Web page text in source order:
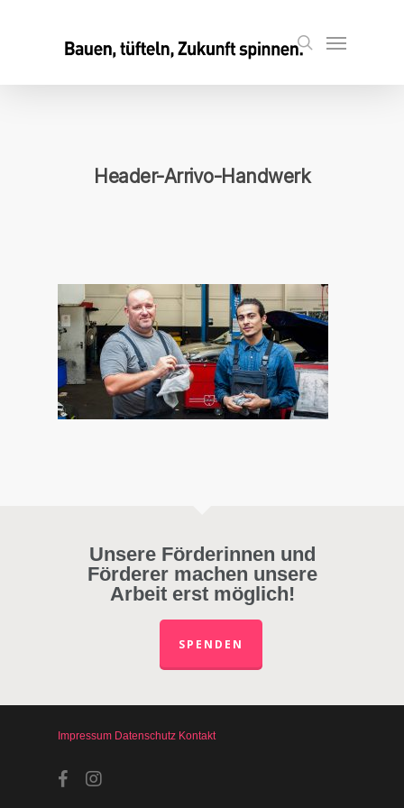
search
Menu
Header-Arrivo-Handwerk
Unsere Förderinnen und
Förderer machen unsere
Arbeit erst möglich!
SPENDEN
Impressum Datenschutz Kontakt
facebookinstagram